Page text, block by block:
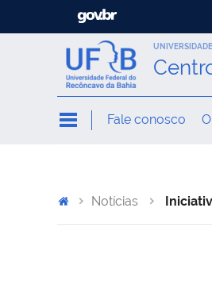
Fale conosco
Notícias